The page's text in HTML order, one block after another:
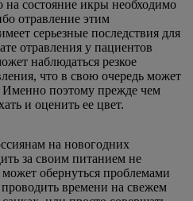
состояние икры необходимо
отравление этим
серьезные последствия для
отравления у пациентов
наблюдаться резкое
что в свою очередь может
Именно поэтому прежде чем
и оценить ее цвет.
на новогодних
за своим питанием не
может обернуться проблемами
времени на свежем